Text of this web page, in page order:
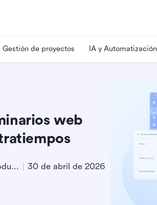
Gestión de proyectos IA y Automatización
web
Especialista en Marketing de Producto 30 de abril de 2026